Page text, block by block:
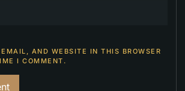
AND WEBSITE IN THIS BROWSER
I COMMENT.